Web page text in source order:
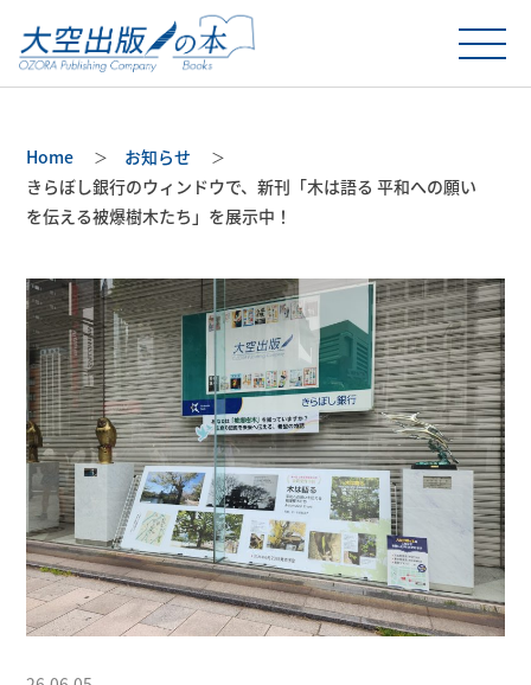
Home
お知らせ
きらぼし銀行のウィンドウで、新刊「木は語る 平和への願い
を伝える被爆樹木たち」を展示中！